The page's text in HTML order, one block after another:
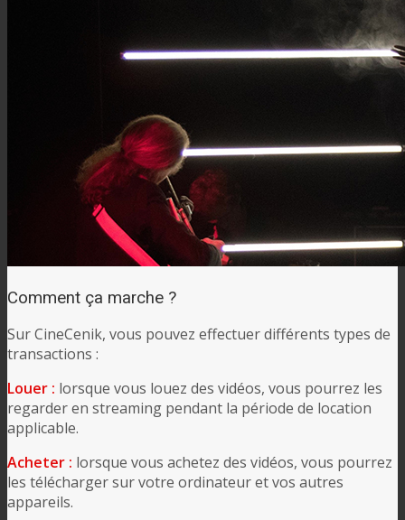
Comment ça marche ?
Sur CineCenik, vous pouvez effectuer différents types de
transactions :
Louer : lorsque vous louez des vidéos, vous pourrez les
regarder en streaming pendant la période de location
applicable.
Acheter : lorsque vous achetez des vidéos, vous pourrez
les télécharger sur votre ordinateur et vos autres
appareils.